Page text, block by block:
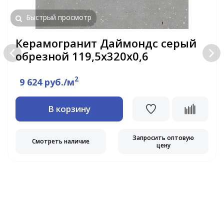
Быстрый просмотр
Керамогранит Даймондс серый
обрезной 119,5x320x0,6
9 624 руб./м2
В корзину
Смотреть наличие
Запросить оптовую
цену